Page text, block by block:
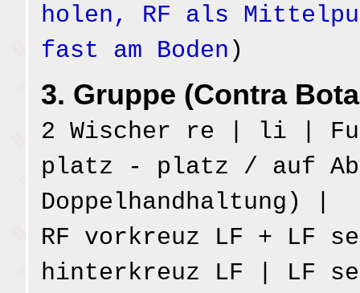
holen, RF als
fast am Boden )
3. Gruppe (Contra
2 Wischer re | li |
platz - platz / auf
Doppelhandhaltung) |
RF vorkreuz LF + LF
hinterkreuz LF | LF